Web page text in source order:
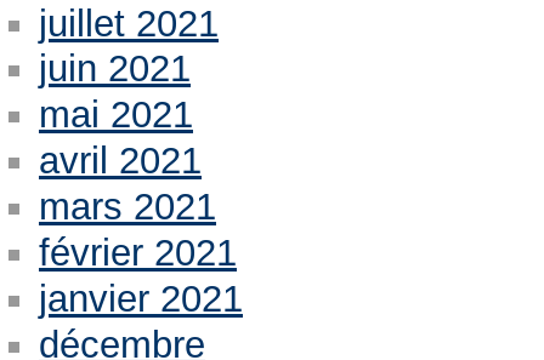
juillet 2021
juin 2021
mai 2021
avril 2021
mars 2021
février 2021
janvier 2021
décembre